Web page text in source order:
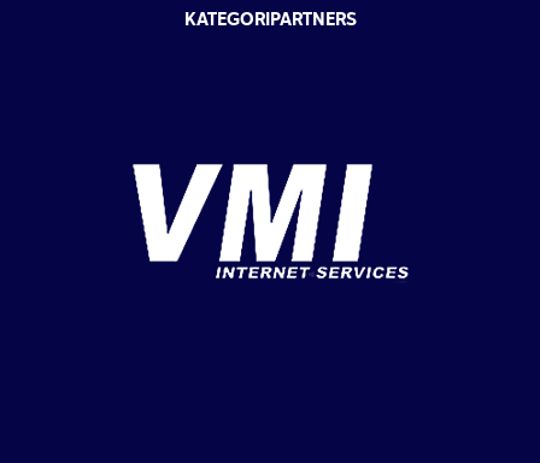
KATEGORIPARTNERS